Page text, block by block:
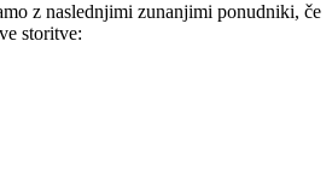
z naslednjimi zunanjimi ponudniki, če
storitve: